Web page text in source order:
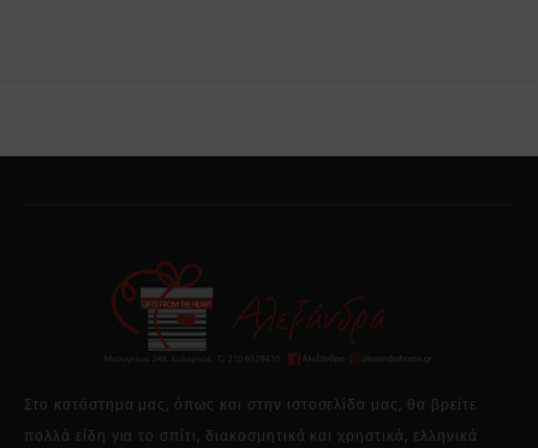
Στο κατάστημα μας, όπως και στην ιστοσελίδα μας, θα βρείτε
πολλά είδη για το σπίτι, διακοσμητικά και χρηστικά, ελληνικά